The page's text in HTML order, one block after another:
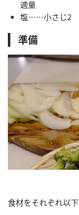
適量
塩……小さじ2
準備
食材をそれぞれ以